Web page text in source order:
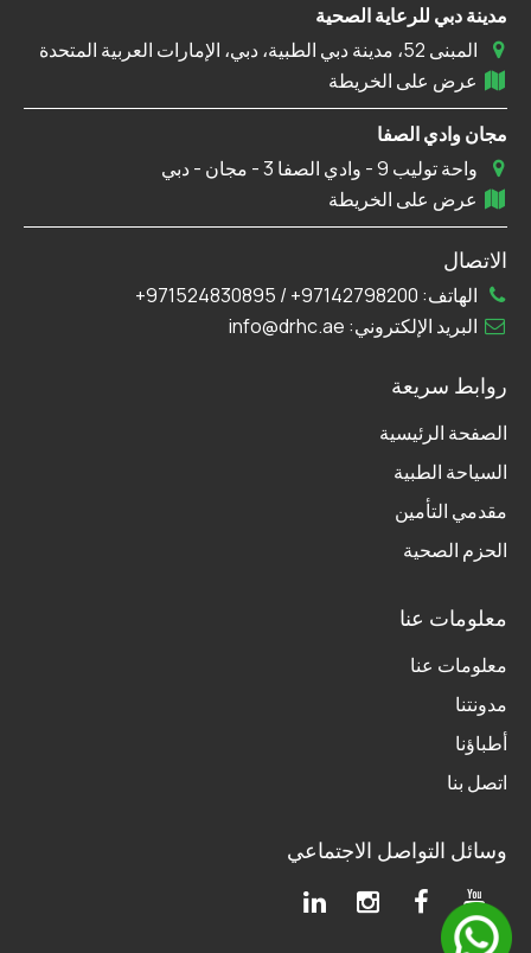
وسائل التواصل الاجتماعي
معلومات عنا
معلومات عنا
مدونتنا
أطباؤنا
اتصل بنا
روابط سريعة
الصفحة الرئيسية
السياحة الطبية
مقدمي التأمين
الحزم الصحية
مدينة دبي للرعاية الصحية
المبنى 52، مدينة دبي الطبية، دبي، الإمارات العربية المتحدة
عرض على الخريطة
مجان وادي الصفا
واحة توليب 9 - وادي الصفا 3 - مجان - دبي
عرض على الخريطة
الاتصال
الهاتف: 97142798200+
/
971524830895+
البريد الإلكتروني: info@drhc.ae